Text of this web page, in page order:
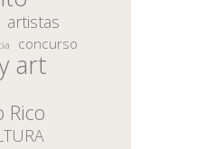
artistas
concurso
art
Rico